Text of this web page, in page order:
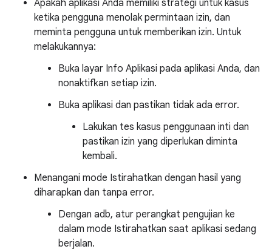
Apakah aplikasi Anda memiliki strategi untuk kasus
ketika pengguna menolak permintaan izin, dan
meminta pengguna untuk memberikan izin. Untuk
melakukannya:
Buka layar Info Aplikasi pada aplikasi Anda, dan
nonaktifkan setiap izin.
Buka aplikasi dan pastikan tidak ada error.
Lakukan tes kasus penggunaan inti dan
pastikan izin yang diperlukan diminta
kembali.
Menangani mode Istirahatkan dengan hasil yang
diharapkan dan tanpa error.
Dengan adb, atur perangkat pengujian ke
dalam mode Istirahatkan saat aplikasi sedang
berjalan.